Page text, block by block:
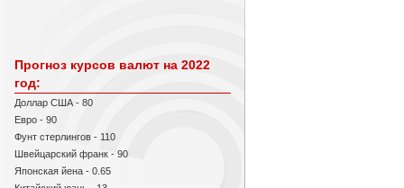
Прогноз курсов валют на 2022
год:
Доллар США - 80
Евро - 90
Фунт стерлингов - 110
Швейцарский франк - 90
Японская йена - 0.65